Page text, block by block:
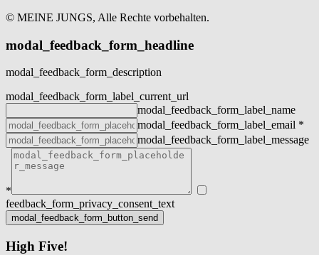
© MEINE JUNGS, Alle Rechte vorbehalten.
modal_feedback_form_headline
modal_feedback_form_description
modal_feedback_form_label_current_url
modal_feedback_form_label_name
modal_feedback_form_label_email *
modal_feedback_form_label_message
*
feedback_form_privacy_consent_text
High Five!